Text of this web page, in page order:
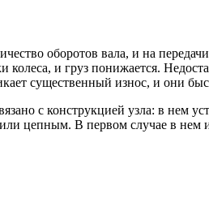
оборотов вала, и на
колеса, и груз понижается.
существенный износ, и они
с конструкцией узла: в нем
цепным. В первом случае в нем